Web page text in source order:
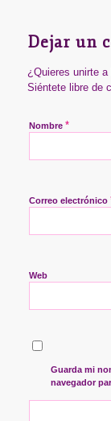
Dejar un
¿Quieres unirte
Siéntete libre de
Nombre *
Correo electrónico
Web
Guarda mi
navegador